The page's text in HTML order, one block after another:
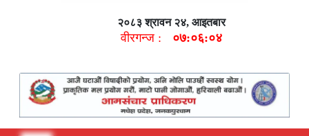
२०८३ श्रावन २४, आइतबार
वीरगन्ज : ०७:०६:०५